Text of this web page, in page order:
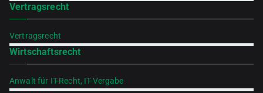
Vertragsrecht
Vertragsrecht
Wirtschaftsrecht
Anwalt für IT-Recht, IT-Vergabe